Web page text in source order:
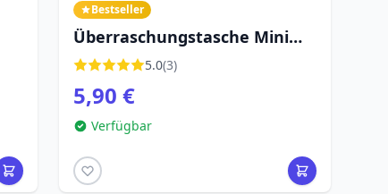
Bestseller
Überraschungstasche Mini
Stitch - Disney Stitch
5.0(3)
5,90 €
Verfügbar